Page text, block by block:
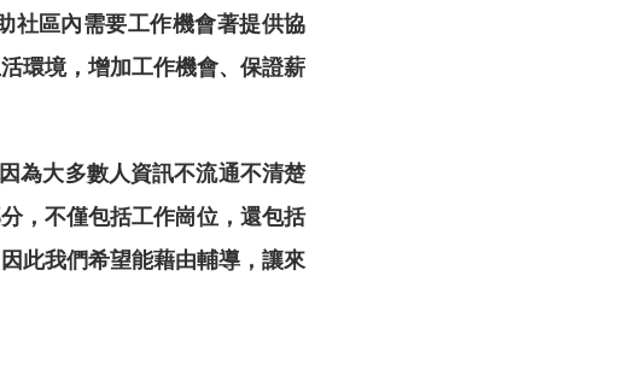
社區內需要工作機會著提供協
環境，增加工作機會、保證薪
為大多數人資訊不流通不清楚
，不僅包括工作崗位，還包括
此我們希望能藉由輔導，讓來